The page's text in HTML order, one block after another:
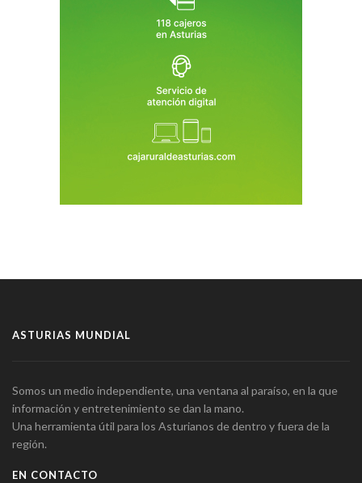
ASTURIAS MUNDIAL
Somos un medio independiente, una ventana al paraíso, en la que
información y entretenimiento se dan la mano.
Una herramienta útil para los Asturianos de dentro y fuera de la
región.
EN CONTACTO